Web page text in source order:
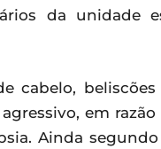
da unidade
cabelo,
em
Ainda